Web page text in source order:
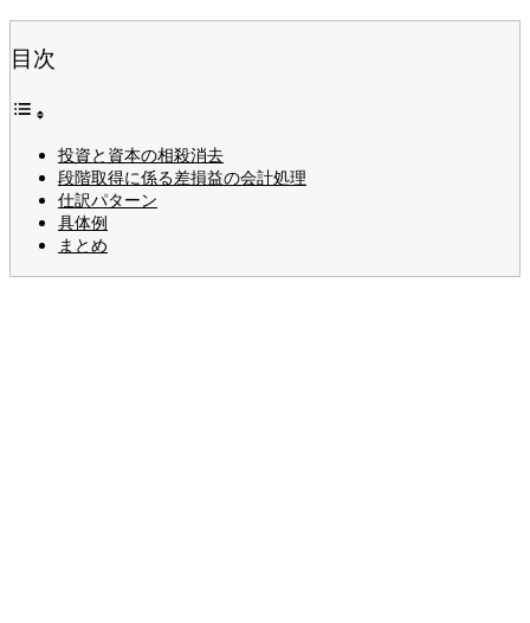
目次
投資と資本の相殺消去
段階取得に係る差損益の会計処理
仕訳パターン
具体例
まとめ